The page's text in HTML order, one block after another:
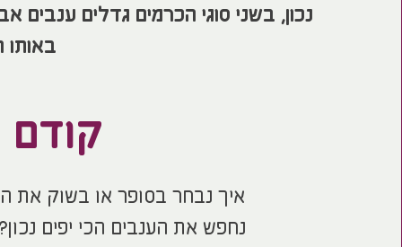
נכון, בשני סוגי הכרמים גדלים ענבים
איך נבחר בסופר או בשוק את
נחפש את הענבים הכי יפים